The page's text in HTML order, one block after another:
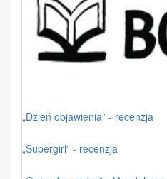
„Dzień objawienia” - recenzja
„Supergirl” - recenzja